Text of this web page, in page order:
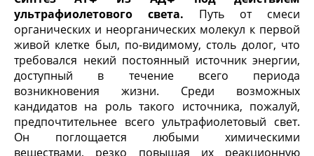
ультрафиоле­тового света. Путь от смеси
органических и неорга­нических молекул к первой
живой клетке был, по-видимому, столь долог, что
требовался некий посто­янный источник энергии,
доступный в течение все­го периода
возникновения жизни. Среди возмож­ных
кандидатов на роль такого источника, пожалуй,
предпочтительнее всего ультрафиолетовый свет.
Он поглощается любыми химическими
веществами, резко повышая их реакционную